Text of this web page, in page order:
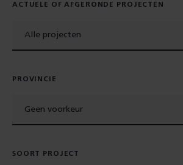
ACTUELE OF AFGERONDE PROJECTEN
Alle projecten
PROVINCIE
Geen voorkeur
SOORT PROJECT